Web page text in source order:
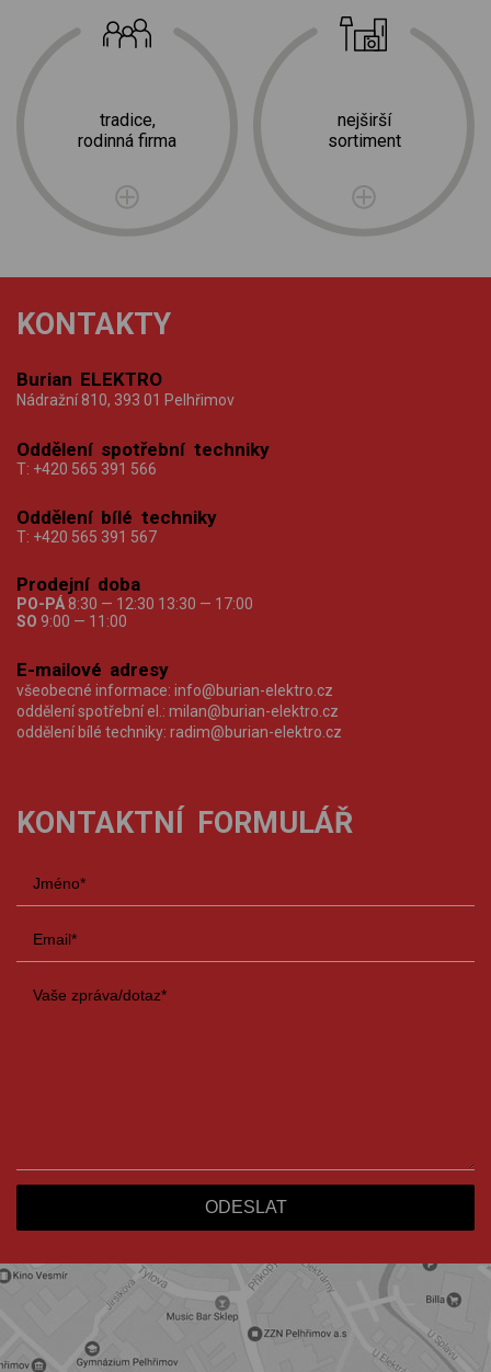
tradice,
rodinná firma
nejširší
sortiment
KONTAKTY
Burian ELEKTRO
Nádražní 810, 393 01 Pelhřimov
Oddělení spotřební techniky
T: +420 565 391 566
Oddělení bílé techniky
T: +420 565 391 567
Prodejní doba
PO-PÁ 8:30 — 12:30 13:30 — 17:00
SO 9:00 — 11:00
E-mailové adresy
všeobecné informace: info@burian-elektro.cz
oddělení spotřební el.: milan@burian-elektro.cz
oddělení bílé techniky: radim@burian-elektro.cz
KONTAKTNÍ FORMULÁŘ